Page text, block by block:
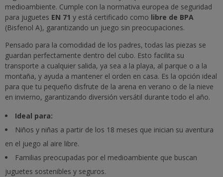
medioambiente. Cumple con la normativa europea de seguridad
para juguetes EN 71 y está certificado como libre de BPA
(Bisfenol A), garantizando un juego sin preocupaciones.
Pensado para la comodidad de los padres, todas las piezas se
guardan perfectamente dentro del cubo. Esto facilita su
transporte a cualquier salida, ya sea a la playa, al parque o a la
montaña, y ayuda a mantener el orden en casa. Es la opción ideal
para que tu pequeño disfrute de la arena en verano o de la nieve
en invierno, garantizando diversión versátil durante todo el año.
Ideal para:
Niños y niñas a partir de los 18 meses que inician su aventura
en el juego al aire libre.
Familias preocupadas por el medioambiente que buscan
juguetes sostenibles y seguros.